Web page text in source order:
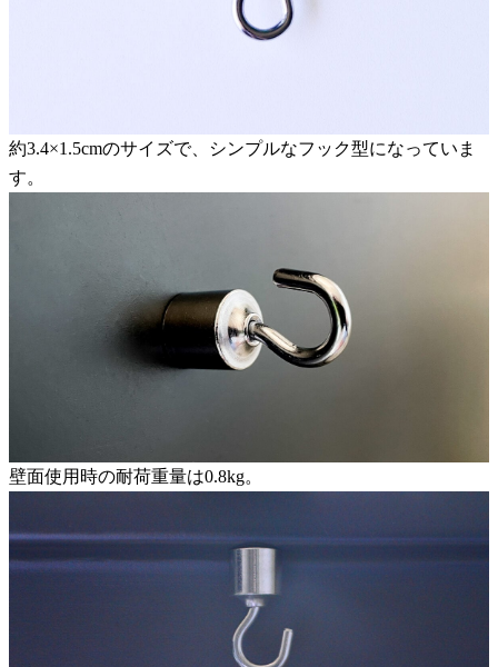
約3.4×1.5cmのサイズで、シンプルなフック型になっていま
す。
壁面使用時の耐荷重量は0.8kg。